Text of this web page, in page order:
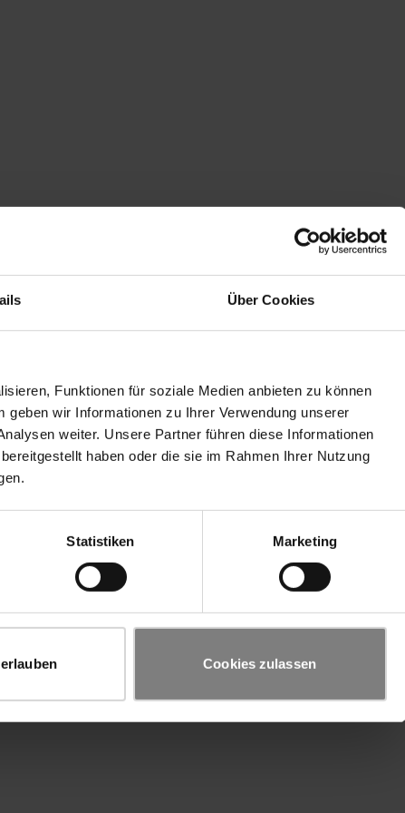
Über Cookies
Funktionen für soziale Medien anbieten zu können
wir Informationen zu Ihrer Verwendung unserer
weiter. Unsere Partner führen diese Informationen
haben oder die sie im Rahmen Ihrer Nutzung
Statistiken Marketing
Cookies zulassen